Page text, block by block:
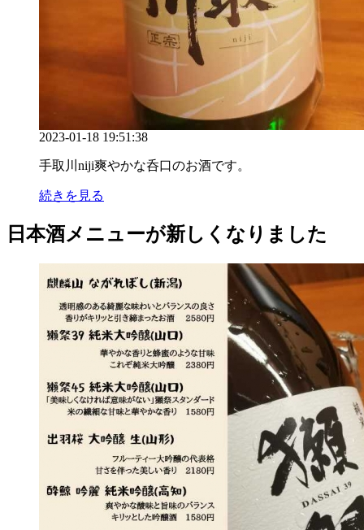
2023-01-18 19:51:38
手取川niji爽やかな呑口のお酒です。
続きを見る
日本酒メニューが新しくなりました